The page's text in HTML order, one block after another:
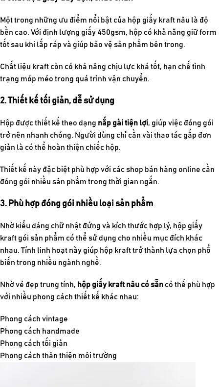
Một trong những ưu điểm nổi bật của hộp giấy kraft nâu là độ
bền cao. Với định lượng giấy 450gsm, hộp có khả năng giữ form
tốt sau khi lắp ráp và giúp bảo vệ sản phẩm bên trong.
Chất liệu kraft còn có khả năng chịu lực khá tốt, hạn chế tình
trạng móp méo trong quá trình vận chuyển.
2. Thiết kế tối giản, dễ sử dụng
Hộp được thiết kế theo dạng nắp gài tiện lợi, giúp việc đóng gói
trở nên nhanh chóng. Người dùng chỉ cần vài thao tác gấp đơn
giản là có thể hoàn thiện chiếc hộp.
Thiết kế này đặc biệt phù hợp với các shop bán hàng online cần
đóng gói nhiều sản phẩm trong thời gian ngắn.
3. Phù hợp đóng gói nhiều loại sản phẩm
Nhờ kiểu dáng chữ nhật đứng và kích thước hợp lý, hộp giấy
kraft gói sản phẩm có thể sử dụng cho nhiều mục đích khác
nhau. Tính linh hoạt này giúp hộp kraft trở thành lựa chọn phổ
biến trong nhiều ngành nghề.
Nhờ vẻ đẹp trung tính, hộp giấy kraft nâu có sẵn có thể phù hợp
với nhiều phong cách thiết kế khác nhau:
Phong cách vintage
Phong cách handmade
Phong cách tối giản
Phong cách thân thiện môi trường